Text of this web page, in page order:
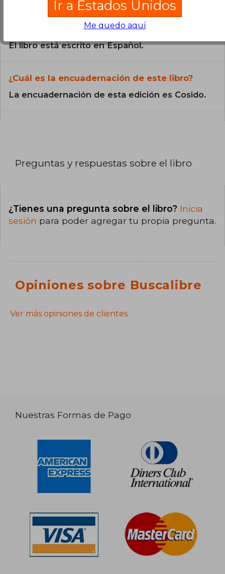
¿En qué Idioma está escrito el
El libro está escrito en Español.
¿Cuál es la encuadernación de este libro?
La encuadernación de esta edición es Cosido.
Preguntas y respuestas sobre el libro
¿Tienes una pregunta sobre el libro? Inicia
sesión para poder agregar tu propia pregunta.
Opiniones sobre Buscalibre
Ver más opiniones de clientes
Nuestras Formas de Pago
Ir a Estados Unidos
Me quedo aquí